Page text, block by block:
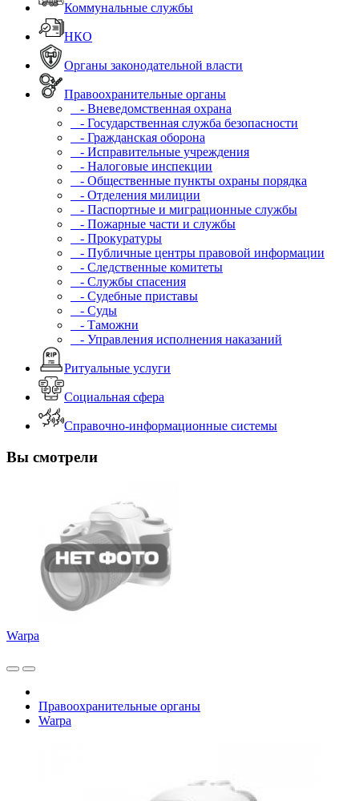
Коммунальные службы
НКО
Органы законодательной власти
Правоохранительные органы
- Вневедомственная охрана
- Государственная служба безопасности
- Гражданская оборона
- Исправительные учреждения
- Налоговые инспекции
- Общественные пункты охраны порядка
- Отделения милиции
- Паспортные и миграционные службы
- Пожарные части и службы
- Прокуратуры
- Публичные центры правовой информации
- Следственные комитеты
- Службы спасения
- Судебные приставы
- Суды
- Таможни
- Управления исполнения наказаний
Ритуальные услуги
Социальная сфера
Справочно-информационные системы
Вы смотрели
Warpa
Правоохранительные органы
Warpa